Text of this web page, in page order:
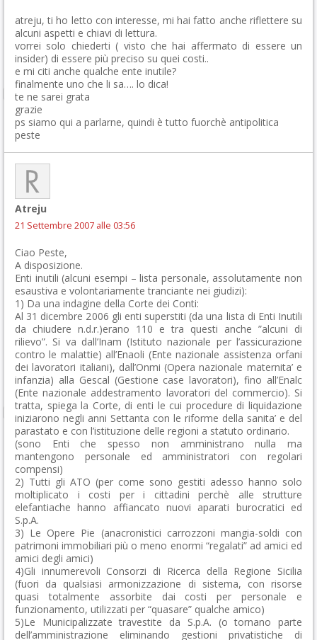
atreju, ti ho letto con interesse, mi hai fatto anche riflettere su
alcuni aspetti e chiavi di lettura.
vorrei solo chiederti ( visto che hai affermato di essere un
insider) di essere più preciso su quei costi..
e mi citi anche qualche ente inutile?
finalmente uno che li sa…. lo dica!
te ne sarei grata
grazie
ps siamo qui a parlarne, quindi è tutto fuorchè antipolitica
peste
Atreju
21 Settembre 2007 alle 03:56
Ciao Peste,
A disposizione.
Enti inutili (alcuni esempi – lista personale, assolutamente non
esaustiva e volontariamente tranciante nei giudizi):
1) Da una indagine della Corte dei Conti:
Al 31 dicembre 2006 gli enti superstiti (da una lista di Enti Inutili
da chiudere n.d.r.)erano 110 e tra questi anche ”alcuni di
rilievo”. Si va dall’Inam (Istituto nazionale per l’assicurazione
contro le malattie) all’Enaoli (Ente nazionale assistenza orfani
dei lavoratori italiani), dall’Onmi (Opera nazionale maternita’ e
infanzia) alla Gescal (Gestione case lavoratori), fino all’Enalc
(Ente nazionale addestramento lavoratori del commercio). Si
tratta, spiega la Corte, di enti le cui procedure di liquidazione
iniziarono negli anni Settanta con le riforme della sanita’ e del
parastato e con l’istituzione delle regioni a statuto ordinario.
(sono Enti che spesso non amministrano nulla ma
mantengono personale ed amministratori con regolari
compensi)
2) Tutti gli ATO (per come sono gestiti adesso hanno solo
moltiplicato i costi per i cittadini perchè alle strutture
elefantiache hanno affiancato nuovi aparati burocratici ed
S.p.A.
3) Le Opere Pie (anacronistici carrozzoni mangia-soldi con
patrimoni immobiliari più o meno enormi “regalati” ad amici ed
amici degli amici)
4)Gli innumerevoli Consorzi di Ricerca della Regione Sicilia
(fuori da qualsiasi armonizzazione di sistema, con risorse
quasi totalmente assorbite dai costi per personale e
funzionamento, utilizzati per “quasare” qualche amico)
5)Le Municipalizzate travestite da S.p.A. (o tornano parte
dell’amministrazione eliminando gestioni privatistiche di